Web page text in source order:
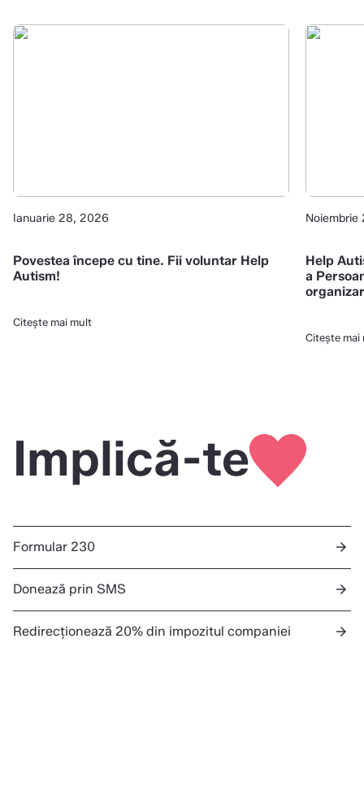
Ianuarie 28, 2026
Povestea începe cu tine. Fii voluntar Help
Autism!
Citește mai mult
Help
a
copiilor
Citește mai
Implică-te
Formular 230 arrow_forward
Donează prin SMS arrow_forward
Redirecționează 20% din impozitul companiei arrow_forward